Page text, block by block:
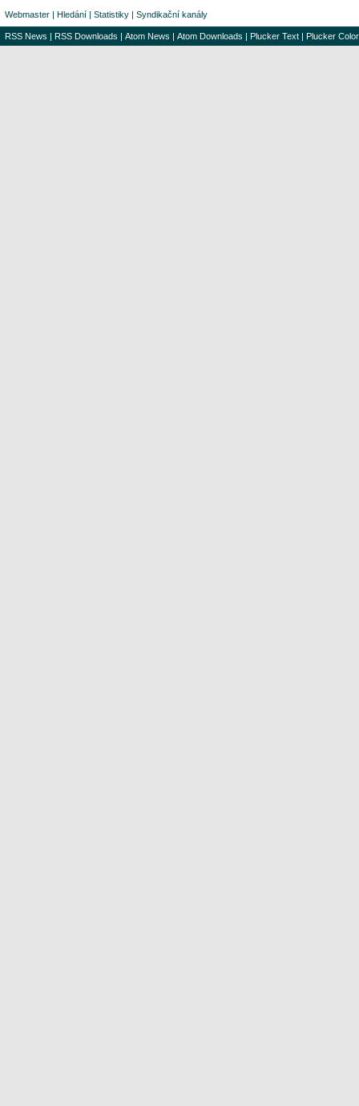
Webmaster | Hledání | Statistiky | Syndikační kanály
RSS News | RSS Downloads | Atom News | Atom Downloads | Plucker Text | Plucker Color